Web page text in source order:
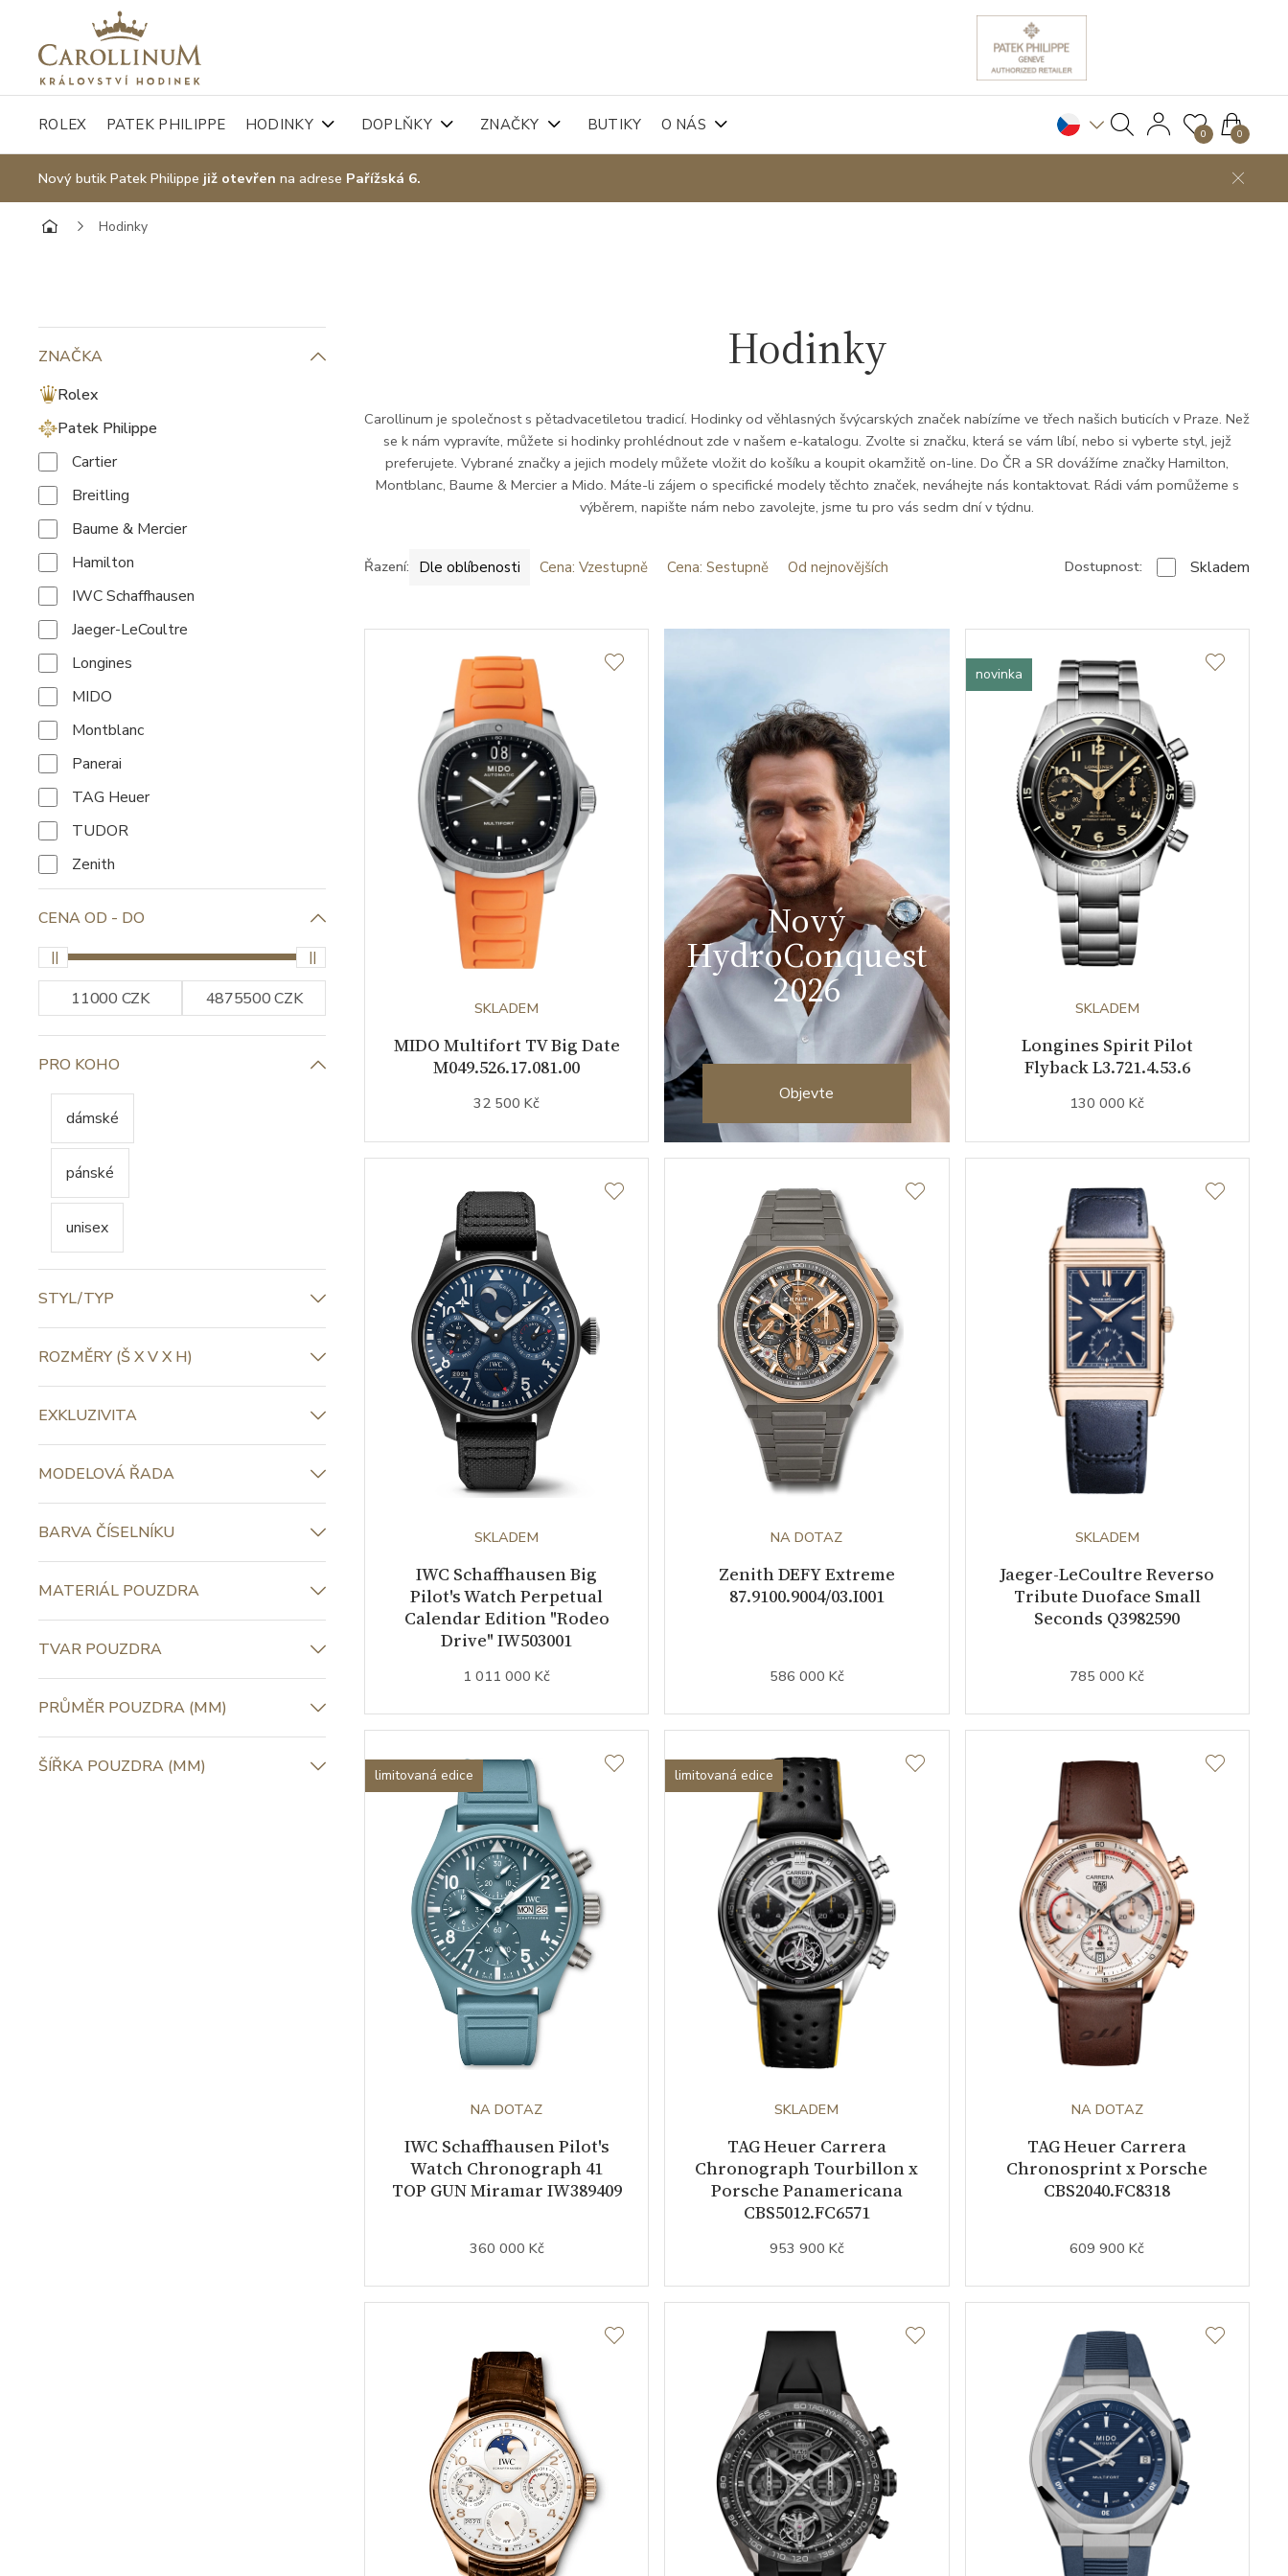
ROLEX PATEK PHILIPPE HODINKY DOPLŇKY ZNAČKY BUTIKY O NÁS 0 0
Nový butik Patek Philippe již otevřen na adrese Pařížská 6.
Hodinky
CENA OD - DO
ZNAČKA
Rolex
Patek Philippe
Cartier
Breitling
Baume & Mercier
Hamilton
IWC Schaffhausen
Jaeger-LeCoultre
Longines
MIDO
Montblanc
Panerai
TAG Heuer
TUDOR
Zenith
PRO KOHO
dámské
pánské
unisex
STYL/TYP
ROZMĚRY (Š X V X H)
EXKLUZIVITA
MODELOVÁ ŘADA
BARVA ČÍSELNÍKU
MATERIÁL POUZDRA
TVAR POUZDRA
PRŮMĚR POUZDRA (MM)
ŠÍŘKA POUZDRA (MM)
Hodinky
Carollinum je společnost s pětadvacetiletou tradicí. Hodinky od věhlasných švýcarských značek nabízíme ve třech našich buticích v Praze. Než
se k nám vypravíte, můžete si hodinky prohlédnout zde v našem e-katalogu. Zvolte si značku, která se vám líbí, nebo si vyberte styl, jejž
preferujete. Vybrané značky a jejich modely můžete vložit do košíku a koupit okamžitě on-line. Do ČR a SR dovážíme značky Hamilton,
Montblanc, Baume & Mercier a Mido. Máte-li zájem o specifické modely těchto značek, neváhejte nás kontaktovat. Rádi vám pomůžeme s
výběrem, napište nám nebo zavolejte, jsme tu pro vás sedm dní v týdnu.
Řazení: Dle oblíbenosti Cena: Vzestupně Cena: Sestupně Od nejnovějších Dostupnost: Skladem
SKLADEM
MIDO Multifort TV Big Date
M049.526.17.081.00
32 500 Kč
Nový
HydroConquest
2026
Objevte
novinka
SKLADEM
Longines Spirit Pilot
Flyback L3.721.4.53.6
130 000 Kč
SKLADEM
IWC Schaffhausen Big
Pilot's Watch Perpetual
Calendar Edition "Rodeo
Drive" IW503001
1 011 000 Kč
NA DOTAZ
Zenith DEFY Extreme
87.9100.9004/03.I001
586 000 Kč
SKLADEM
Jaeger-LeCoultre Reverso
Tribute Duoface Small
Seconds Q3982590
785 000 Kč
limitovaná edice
NA DOTAZ
IWC Schaffhausen Pilot's
Watch Chronograph 41
TOP GUN Miramar IW389409
360 000 Kč
limitovaná edice
SKLADEM
TAG Heuer Carrera
Chronograph Tourbillon x
Porsche Panamericana
CBS5012.FC6571
953 900 Kč
NA DOTAZ
TAG Heuer Carrera
Chronosprint x Porsche
CBS2040.FC8318
609 900 Kč